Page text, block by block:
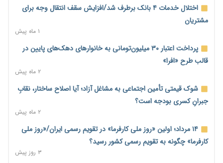
جنگ کریدورها وارد فاز جدید شد؛ سرمایه‌گذاری ۳۴۵ میلیارد دلاری
اوراسیا تا ۲۰۳۵
۲ روز پیش
پارادوکس اینترنت در ایران؛ مصرف‌کننده بیشتر می‌پردازد، شبکه
کمتر توسعه می‌یابد
۲ روز پیش
تأمین سرمایه در گردش بدون خلق نقدینگی؛ نقش جدید
سیاست‌های مالیاتی در حمایت از تولید
۲ روز پیش
معمای تأمین ۸۰ همت معوقات بازنشستگان؛ بانک رفاه وارد میدان
شد
۲ روز پیش
اختلال خدمات ۴ بانک برطرف شد/افزایش سقف انتقال وجه برای
مشتریان
۱ ماه پیش
پرداخت اعتبار ۳۰ میلیون‌تومانی به خانوارهای دهک‌های پایین در
قالب طرح «افرا»
۲ ماه پیش
شوک قیمتی تأمین اجتماعی به مشاغل آزاد؛ آیا اصلاح ساختار، نقابِ
جبرانِ کسری بودجه است؟
۲ ماه پیش
۱۴ مرداد؛ اولین «روز ملی کارفرما» در تقویم رسمی ایران/«روز ملی
کارفرما» چگونه به تقویم رسمی کشور رسید؟
۳ روز پیش